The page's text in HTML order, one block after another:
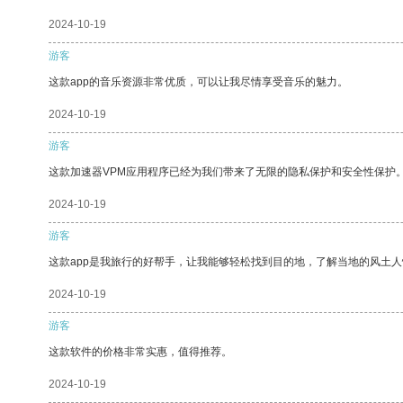
2024-10-19
游客
这款app的音乐资源非常优质，可以让我尽情享受音乐的魅力。
2024-10-19
游客
这款加速器VPM应用程序已经为我们带来了无限的隐私保护和安全性保护
2024-10-19
游客
这款app是我旅行的好帮手，让我能够轻松找到目的地，了解当地的风土
2024-10-19
游客
这款软件的价格非常实惠，值得推荐。
2024-10-19